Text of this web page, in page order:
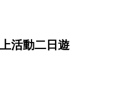
活動二日遊